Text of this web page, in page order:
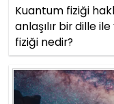
Kuantum fiziği
anlaşılır bir dille
fiziği nedir?